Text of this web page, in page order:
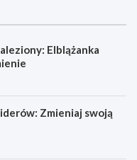
Elblążanka
Zmieniaj swoją